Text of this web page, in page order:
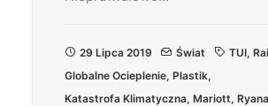
29 Lipca 2019 Świat TUI,
Globalne Ocieplenie, Plastik,
Katastrofa Klimatyczna, Mariott,